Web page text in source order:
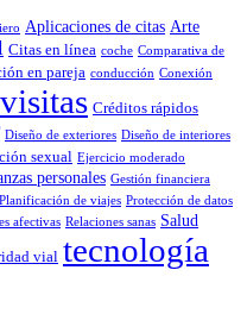
Aplicaciones de citas Arte
Citas en línea coche Comparativa de
en pareja conducción Conexión
Créditos rápidos
Diseño de exteriores Diseño de interiores
sexual Ejercicio moderado
personales Gestión financiera
Planificación de viajes Protección de datos
afectivas Relaciones sanas Salud
vial tecnología